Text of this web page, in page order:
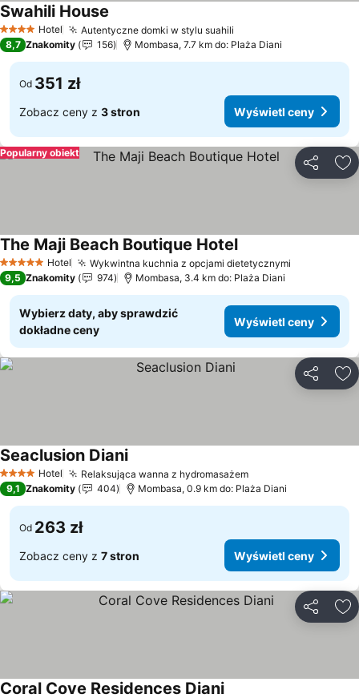
4 KategoriaHotel Autentyczne domki w stylu suahili
Swahili House
8,7 Znakomity 156 Mombasa, 7.7 km do: Plaża Diani
Od 351 zł
Zobacz ceny z 3 stron Wyświetl ceny
Popularny obiekt
5 KategoriaHotel Wykwintna kuchnia z opcjami dietetycznymi
The Maji Beach Boutique Hotel
9,5 Znakomity 974 Mombasa, 3.4 km do: Plaża Diani
Wybierz daty, aby sprawdzić
dokładne ceny
Wyświetl ceny
4 KategoriaHotel Relaksująca wanna z hydromasażem
Seaclusion Diani
9,1 Znakomity 404 Mombasa, 0.9 km do: Plaża Diani
Od 263 zł
Zobacz ceny z 7 stron Wyświetl ceny
Coral Cove Residences Diani